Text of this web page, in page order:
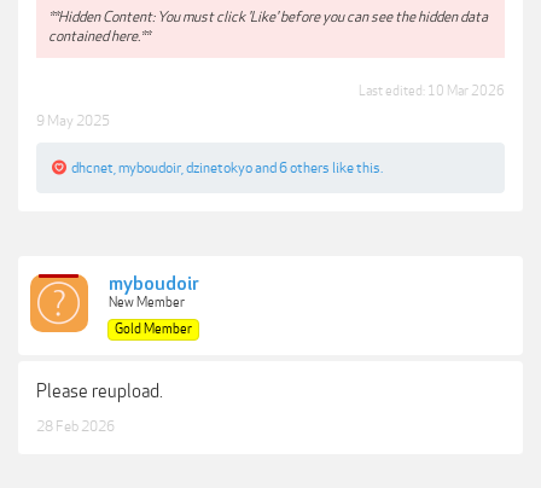
**Hidden Content: You must click 'Like' before you can see the hidden data
contained here.**
Last edited: 10 Mar 2026
9 May 2025
dhcnet myboudoir dzinetokyoand 6 others like this.
myboudoir
New Member
Gold Member
Please reupload.
28 Feb 2026